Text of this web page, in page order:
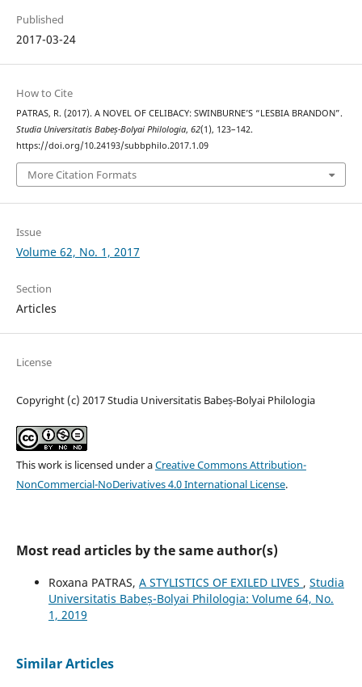
Published
2017-03-24
How to Cite
PATRAS, R. (2017). A NOVEL OF CELIBACY: SWINBURNE’S “LESBIA BRANDON”.
Studia Universitatis Babeș-Bolyai Philologia, 62(1), 123–142.
https://doi.org/10.24193/subbphilo.2017.1.09
More Citation Formats
Issue
Volume 62, No. 1, 2017
Section
Articles
License
Copyright (c) 2017 Studia Universitatis Babeș-Bolyai Philologia
This work is licensed under aCreative Commons Attribution-
NonCommercial-NoDerivatives 4.0 International License.
Most read articles by the same author(s)
Roxana PATRAS, A STYLISTICS OF EXILED LIVES , Studia
Universitatis Babeș-Bolyai Philologia: Volume 64, No.
1, 2019
Similar Articles